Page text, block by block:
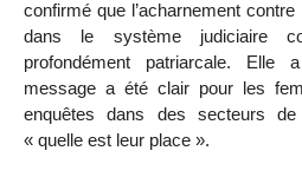
confirmé que l’acharnement
dans le système judiciaire
profondément patriarcale.
message a été clair pour les
enquêtes dans des secteurs
« quelle est leur place ».